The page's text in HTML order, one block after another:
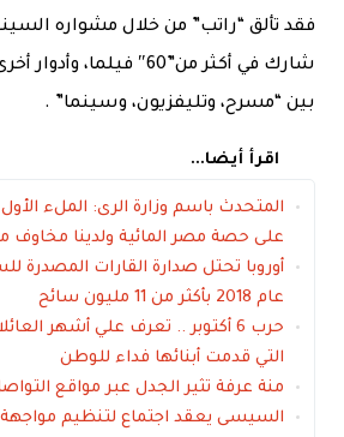
فقد تألق “راتب” من خلال مشواره
شارك في أكثر من”60″ فيلما،
بين “مسرح، وتليفزيون، وسينما” .
اقرأ أيضا...
المتحدث باسم وزارة الرى: الملء
على حصة مصر المائية ولدينا مخاوف
أوروبا تحتل صدارة القارات المصدرة
عام 2018 بأكثر من 11 مليون سائح
حرب 6 أكتوبر .. تعرف علي أشهر
التي قدمت أبنائها فداء للوطن
منة عرفة تثير الجدل عبر مواقع
السيسى يعقد اجتماع لتنظيم مواجهة